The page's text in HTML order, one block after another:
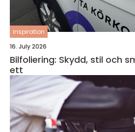
inspiration
16. July 2026
Bilfoliering: Skydd, stil och
ett